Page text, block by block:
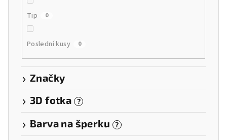
Tip 0
Poslední kusy 0
Značky
3D fotka
?
Barva na šperku ?